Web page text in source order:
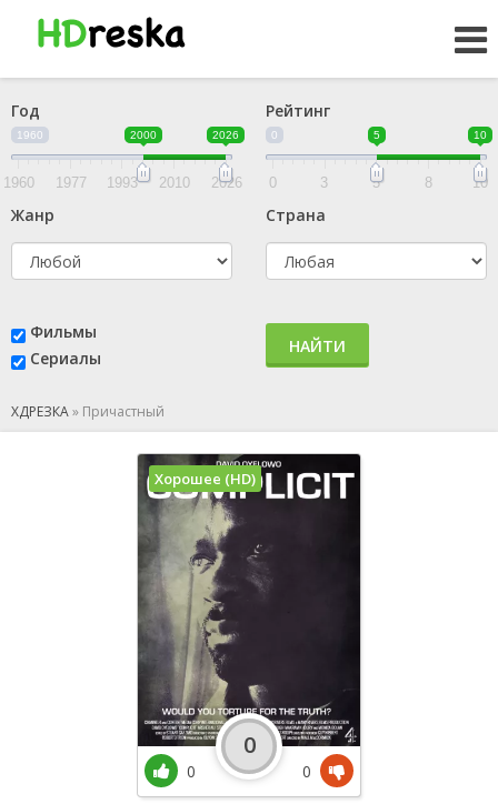
Год
1960 2000 2026
1960 1977 1993 2010 2026
Рейтинг
0 5 10
0 3 5 8 10
Жанр Страна
Фильмы
Сериалы
НАЙТИ
ХДРЕЗКА» Причастный
Хорошее (HD)
0
0
0